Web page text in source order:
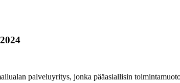
palveluyritys, jonka pääasiallisin